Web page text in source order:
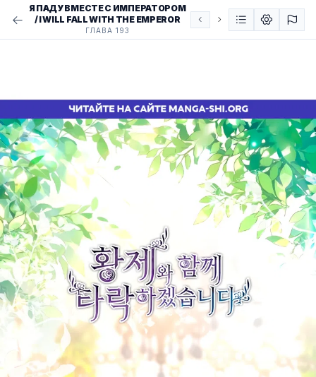
Я ПАДУ ВМЕСТЕ С ИМПЕРАТОРОМ
/ I WILL FALL WITH THE EMPEROR
ГЛАВА 193